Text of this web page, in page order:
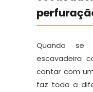
Quando
escavadeira
contar com
faz toda a